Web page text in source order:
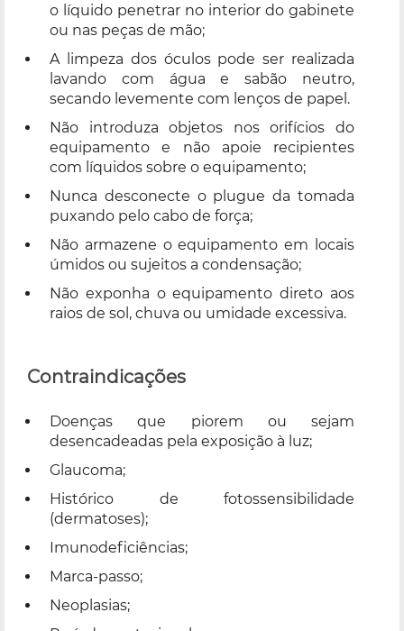
o líquido penetrar no interior do gabinete
ou nas peças de mão;
A limpeza dos óculos pode ser realizada
lavando com água e sabão neutro,
secando levemente com lenços de papel.
Não introduza objetos nos orifícios do
equipamento e não apoie recipientes
com líquidos sobre o equipamento;
Nunca desconecte o plugue da tomada
puxando pelo cabo de força;
Não armazene o equipamento em locais
úmidos ou sujeitos a condensação;
Não exponha o equipamento direto aos
raios de sol, chuva ou umidade excessiva.
Contraindicações
Doenças que piorem ou sejam
desencadeadas pela exposição à luz;
Glaucoma;
Histórico de fotossensibilidade
(dermatoses);
Imunodeficiências;
Marca-passo;
Neoplasias;